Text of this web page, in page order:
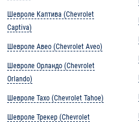
Шевроле Каптива (Chevrolet
Captiva)
Шевроле Авео (Chevrolet Aveo)
Шевроле Орландо (Chevrolet
Orlando)
Шевроле Тахо (Chevrolet Tahoe)
Шевроле Трекер (Chevrolet